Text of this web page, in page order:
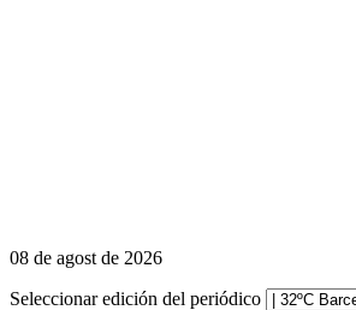
08 de agost de 2026
Seleccionar edición del periódico